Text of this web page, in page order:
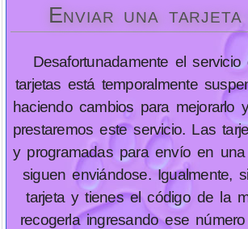
Enviar una tarjeta
Desafortunadamente el
tarjetas está temporalmente
haciendo cambios para mejorarlo
prestaremos este servicio. Las
y programadas para envío en
siguen enviándose. Igualmente,
tarjeta y tienes el código de la
recogerla ingresando ese